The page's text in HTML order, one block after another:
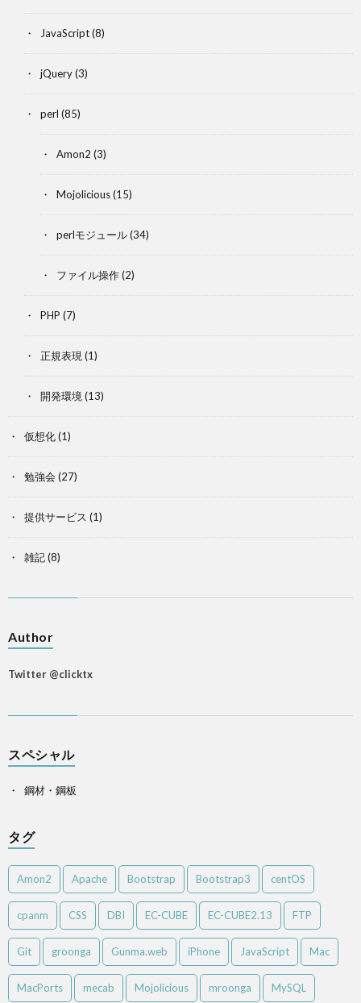
JavaScript(8)
jQuery(3)
perl (85)
Amon2 (3)
Mojolicious(15)
perlモジュール(34)
ファイル操作(2)
PHP (7)
正規表現 (1)
開発環境 (13)
仮想化(1)
勉強会 (27)
提供サービス (1)
雑記(8)
Author
Twitter @clicktx
スペシャル
鋼材・鋼板
タグ
Amon2 Apache Bootstrap Bootstrap3 centOS
cpanm CSS DBI EC-CUBE EC-CUBE2.13 FTP
Git groonga Gunma.web iPhone JavaScript Mac
MacPorts mecab Mojolicious mroonga MySQL